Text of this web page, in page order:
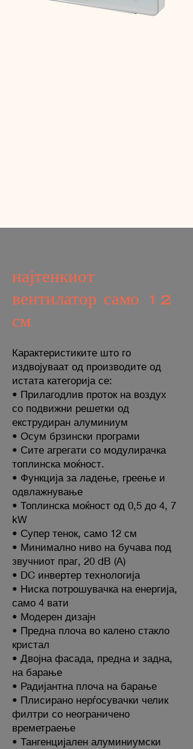
најтенкиот
вентилатор само 12
см
Карактеристиките што го
издвојуваат од производите од
истата категорија се:
• Прилагодлив проток на воздух
со подвижни решетки од
екструдиран алуминиум
• Осум брзински програми
• Сите агрегати со модулирачка
топлинска моќност.
• Функција за ладење, греење и
одвлажнување
• Топлинска моќност од 0,5 до 4, 7
kW
• Супер тенок, само 12 см
• Минимално ниво на бучава под
звучниот праг, 20 dB (A)
• DC инвертер технологија
• Ниска потрошувачка на енергија,
само 4 вати
• Модерен дизајн
• Предна плоча во калено стакло
кристал
• Двојна фасада, предна и задна,
на барање
• Радијантна плоча на барање
• Плисирано нерѓосувачки челик
филтри со неограничено
времетраење
• Тангенцијален алуминиумски